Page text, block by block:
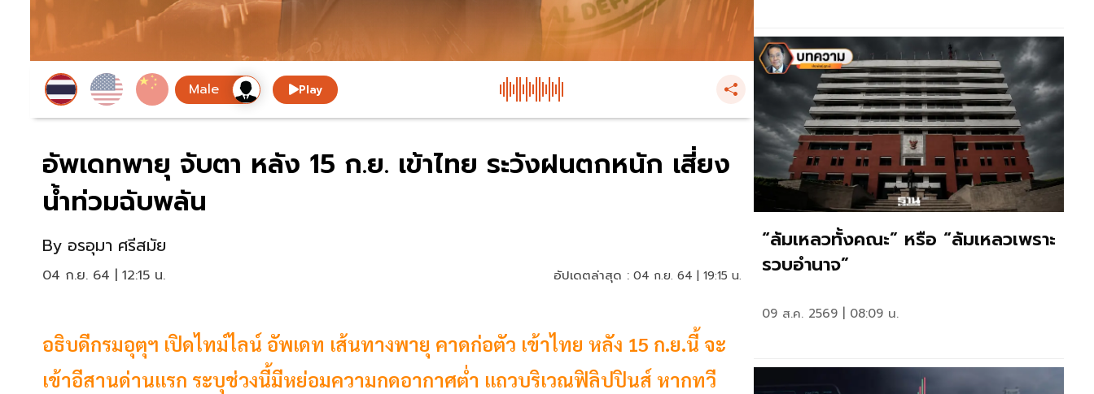
Play
อัพเดทพายุ จับตา หลัง 15 ก.ย. เข้าไทย ระวังฝนตกหนัก เสี่ยง
น้ำท่วมฉับพลัน
By อรอุมา ศรีสมัย
04 ก.ย. 64 | 12:15 น. อัปเดตล่าสุด : 04 ก.ย. 64 | 19:15 น.
อธิบดีกรมอุตุฯ เปิดไทม์ไลน์ อัพเดท เส้นทางพายุ คาดก่อตัว เข้าไทย หลัง 15 ก.ย.นี้ จะ
เข้าอีสานด่านแรก ระบุช่วงนี้มีหย่อมความกดอากาศต่ำ แถวบริเวณฟิลิปปินส์ หากทวี
“ล้มเหลวทั้งคณะ” หรือ “ล้มเหลวเพราะ
รวบอำนาจ”
09 ส.ค. 2569 | 08:09 น.